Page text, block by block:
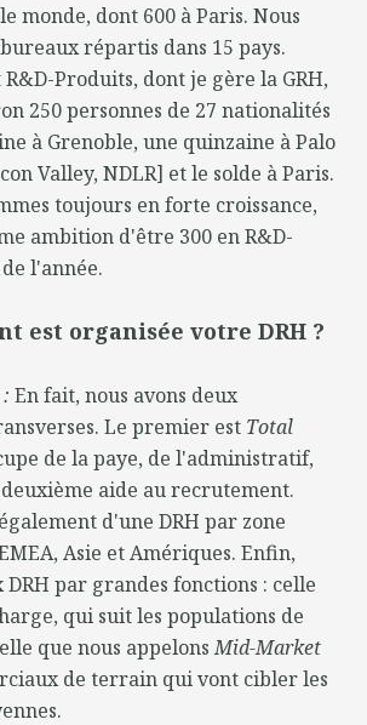
monde, dont 600 à Paris. Nous
répartis dans 15 pays.
Produits, dont je gère la GRH,
250 personnes de 27 nationalités
à Grenoble, une quinzaine à Palo
Valley, NDLR] et le solde à Paris.
toujours en forte croissance,
ambition d'être 300 en R&D-
l'année.
est organisée votre DRH ?
:En fait, nous avons deux
Le premier est Total
de la paye, de l'administratif,
deuxième aide au recrutement.
d'une DRH par zone
Asie et Amériques. Enfin,
DRH par grandes fonctions : celle
qui suit les populations de
que nous appelonsMid-Market
de terrain qui vont cibler les